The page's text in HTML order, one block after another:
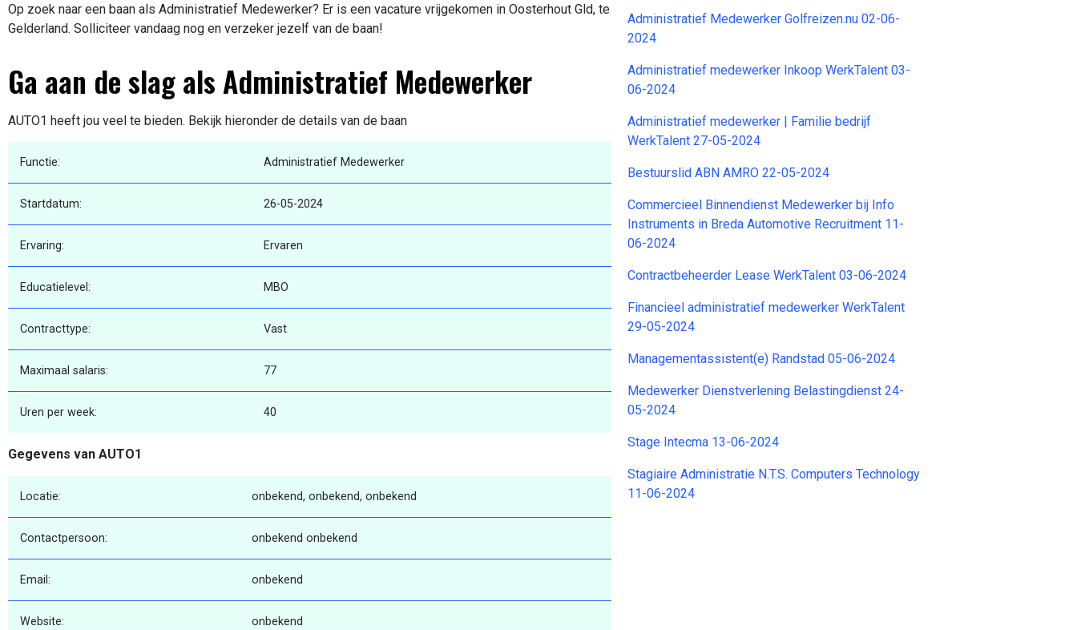
Op zoek naar een baan als Administratief Medewerker? Er is een vacature vrijgekomen in Oosterhout Gld, te
Gelderland. Solliciteer vandaag nog en verzeker jezelf van de baan!
Ga aan de slag als Administratief Medewerker
AUTO1 heeft jou veel te bieden. Bekijk hieronder de details van de baan
Functie: Administratief Medewerker
Startdatum: 26-05-2024
Ervaring: Ervaren
Educatielevel: MBO
Contracttype: Vast
Maximaal salaris: 77
Uren per week: 40
Gegevens van AUTO1
Locatie: onbekend, onbekend, onbekend
Contactpersoon: onbekend onbekend
Email: onbekend
Website: onbekend
Administratief Medewerker Golfreizen.nu 02-06-
2024
Administratief medewerker Inkoop WerkTalent 03-
06-2024
Administratief medewerker | Familie bedrijf
WerkTalent 27-05-2024
Bestuurslid ABN AMRO 22-05-2024
Commercieel Binnendienst Medewerker bij Info
Instruments in Breda Automotive Recruitment 11-
06-2024
Contractbeheerder Lease WerkTalent 03-06-2024
Financieel administratief medewerker WerkTalent
29-05-2024
Managementassistent(e) Randstad 05-06-2024
Medewerker Dienstverlening Belastingdienst 24-
05-2024
Stage Intecma 13-06-2024
Stagiaire Administratie N.T.S. Computers Technology
11-06-2024